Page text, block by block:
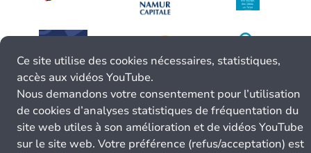
Ce site utilise des cookies nécessaires, statistiques,
accès aux vidéos YouTube.
Nous demandons votre consentement pour l’utilisation
de cookies d’analyses statistiques de fréquentation du
site web utiles à son amélioration et de vidéos YouTube
sur le site web. Votre préférence (refus/acceptation) est